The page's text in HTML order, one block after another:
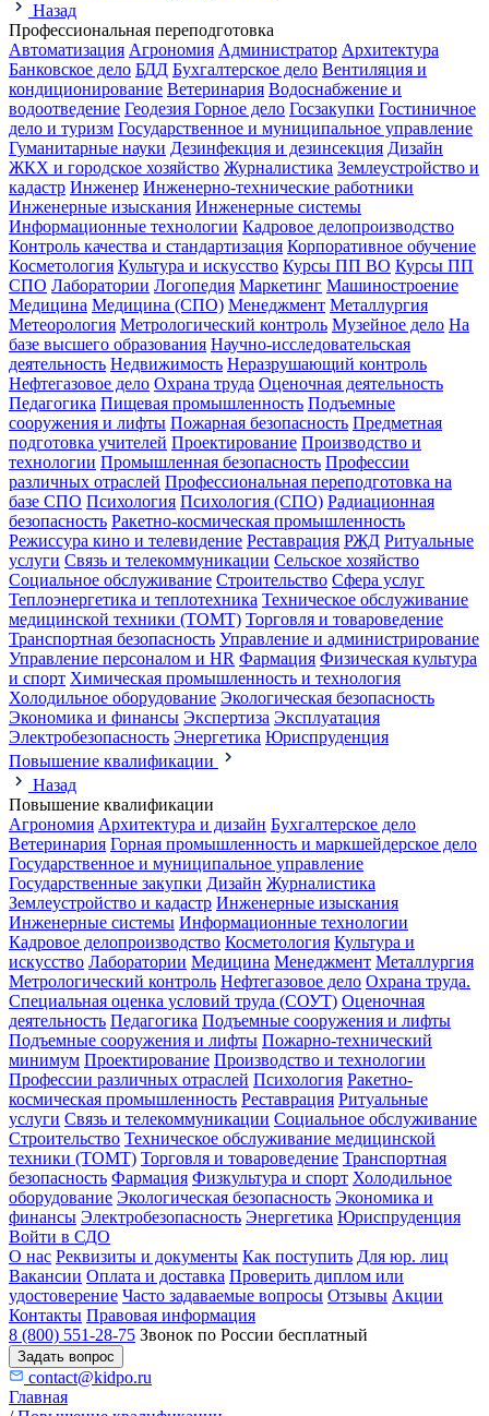
Назад
Профессиональная переподготовка
Автоматизация Агрономия Администратор Архитектура
Банковское дело БДД Бухгалтерское дело Вентиляция и
кондиционирование Ветеринария Водоснабжение и
водоотведение Геодезия Горное дело Госзакупки Гостиничное
дело и туризм Государственное и муниципальное управление
Гуманитарные науки Дезинфекция и дезинсекция Дизайн
ЖКХ и городское хозяйство Журналистика Землеустройство и
кадастр Инженер Инженерно-технические работники
Инженерные изыскания Инженерные системы
Информационные технологии Кадровое делопроизводство
Контроль качества и стандартизация Корпоративное обучение
Косметология Культура и искусство Курсы ПП ВО Курсы ПП
СПО Лаборатории Логопедия Маркетинг Машиностроение
Медицина Медицина (СПО) Менеджмент Металлургия
Метеорология Метрологический контроль Музейное дело На
базе высшего образования Научно-исследовательская
деятельность Недвижимость Неразрушающий контроль
Нефтегазовое дело Охрана труда Оценочная деятельность
Педагогика Пищевая промышленность Подъемные
сооружения и лифты Пожарная безопасность Предметная
подготовка учителей Проектирование Производство и
технологии Промышленная безопасность Профессии
различных отраслей Профессиональная переподготовка на
базе СПО Психология Психология (СПО) Радиационная
безопасность Ракетно-космическая промышленность
Режиссура кино и телевидение Реставрация РЖД Ритуальные
услуги Связь и телекоммуникации Сельское хозяйство
Социальное обслуживание Строительство Сфера услуг
Теплоэнергетика и теплотехника Техническое обслуживание
медицинской техники (ТОМТ) Торговля и товароведение
Транспортная безопасность Управление и администрирование
Управление персоналом и HR Фармация Физическая культура
и спорт Химическая промышленность и технология
Холодильное оборудование Экологическая безопасность
Экономика и финансы Экспертиза Эксплуатация
Электробезопасность Энергетика Юриспруденция
Повышение квалификации
Назад
Повышение квалификации
Агрономия Архитектура и дизайн Бухгалтерское дело
Ветеринария Горная промышленность и маркшейдерское дело
Государственное и муниципальное управление
Государственные закупки Дизайн Журналистика
Землеустройство и кадастр Инженерные изыскания
Инженерные системы Информационные технологии
Кадровое делопроизводство Косметология Культура и
искусство Лаборатории Медицина Менеджмент Металлургия
Метрологический контроль Нефтегазовое дело Охрана труда.
Специальная оценка условий труда (СОУТ) Оценочная
деятельность Педагогика Подъемные сооружения и лифты
Подъемные сооружения и лифты Пожарно-технический
минимум Проектирование Производство и технологии
Профессии различных отраслей Психология Ракетно-
космическая промышленность Реставрация Ритуальные
услуги Связь и телекоммуникации Социальное обслуживание
Строительство Техническое обслуживание медицинской
техники (ТОМТ) Торговля и товароведение Транспортная
безопасность Фармация Физкультура и спорт Холодильное
оборудование Экологическая безопасность Экономика и
финансы Электробезопасность Энергетика Юриспруденция
Войти в СДО
О нас Реквизиты и документы Как поступить Для юр. лиц
Вакансии Оплата и доставка Проверить диплом или
удостоверение Часто задаваемые вопросы Отзывы Акции
Контакты Правовая информация
8 (800) 551-28-75 Звонок по России бесплатный
Задать вопрос
contact@kidpo.ru
Главная